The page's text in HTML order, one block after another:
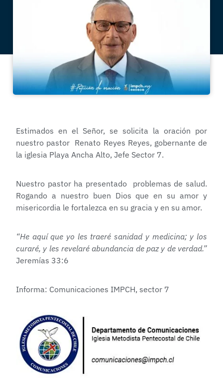
Estimados en el Señor, se solicita la oración por
nuestro pastor Renato Reyes Reyes, gobernante de
la iglesia Playa Ancha Alto, Jefe Sector 7.
Nuestro pastor ha presentado problemas de salud.
Rogando a nuestro buen Dios que en su amor y
misericordia le fortalezca en su gracia y en su amor.
“He aquí que yo les traeré sanidad y medicina; y los
curaré, y les revelaré abundancia de paz y de verdad.”
Jeremías 33:6
Informa: Comunicaciones IMPCH, sector 7